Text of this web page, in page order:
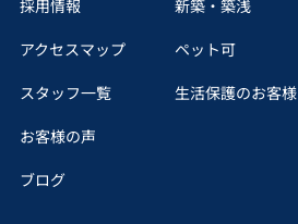
採用情報
アクセスマップ
スタッフ一覧
お客様の声
ブログ
新築・築浅
ペット可
生活保護のお客様